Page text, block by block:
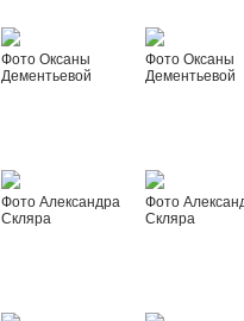
Фото Оксаны
Дементьевой
Фото Оксаны
Дементьевой
Фото Александра
Скляра
Фото
Скляра